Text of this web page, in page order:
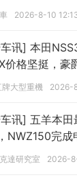
2026-8-10
讯] 本田
价格坚挺，豪
大型重機 2026-
讯] 五羊本田
NWZ150完成
達研究室 2026-